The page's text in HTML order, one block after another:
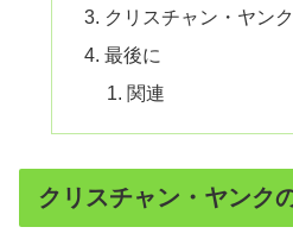
クリスチャン・ヤン
最後に
関連
クリスチャン・ヤンク